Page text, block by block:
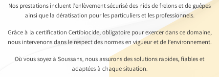
Nos prestations incluent l’enlèvement sécurisé des nids de frelons et de guêpes
ainsi que la dératisation pour les particuliers et les professionnels.
Grâce à la certification Certibiocide, obligatoire pour exercer dans ce domaine,
nous intervenons dans le respect des normes en vigueur et de l’environnement.
Où vous soyez à Soussans, nous assurons des solutions rapides, fiables et
adaptées à chaque situation.